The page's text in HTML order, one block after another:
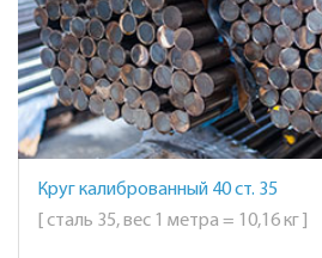
Круг калиброванный 40 ст. 35
[ сталь 35, вес 1 метра = 10,16 кг ]